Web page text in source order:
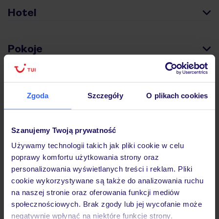
Zgoda Szczegóły O plikach cookies
Szanujemy Twoją prywatność
Używamy technologii takich jak pliki cookie w celu
poprawy komfortu użytkowania strony oraz
personalizowania wyświetlanych treści i reklam. Pliki
cookie wykorzystywane są także do analizowania ruchu
na naszej stronie oraz oferowania funkcji mediów
społecznościowych. Brak zgody lub jej wycofanie może
negatywnie wpłynąć na niektóre funkcje strony.
Hotel
Pokoje
Wyżywienie
Ważne informacje
Często zadawane pytania
Jak zmienić uczestników/osobę zgłaszającą?